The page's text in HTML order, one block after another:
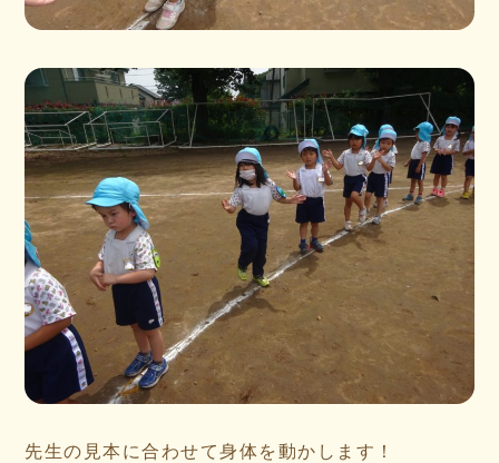
先生の見本に合わせて身体を動かします！